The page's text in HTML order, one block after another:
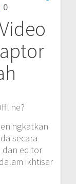
0
secara
dan editor
ikhtisar